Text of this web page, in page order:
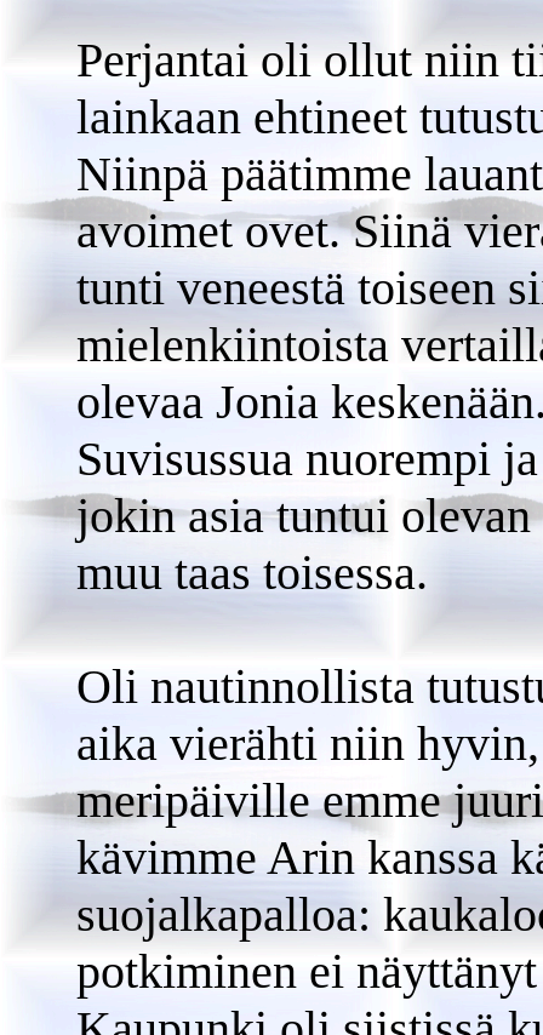
Perjantai oli ollut niin
lainkaan ehtineet
Niinpä päätimme
avoimet ovet. Siinä
tunti veneestä toiseen
mielenkiintoista
olevaa Jonia
Suvisussua nuorempi
jokin asia tuntui
muu taas toisessa.
Oli nautinnollista
aika vierähti niin
meripäiville emme
kävimme Arin kanssa
suojalkapalloa:
potkiminen ei